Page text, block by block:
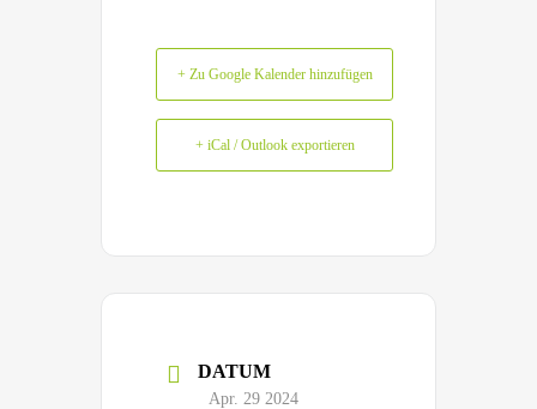
+ Zu Google Kalender hinzufügen
+ iCal / Outlook exportieren
DATUM
Apr. 29 2024